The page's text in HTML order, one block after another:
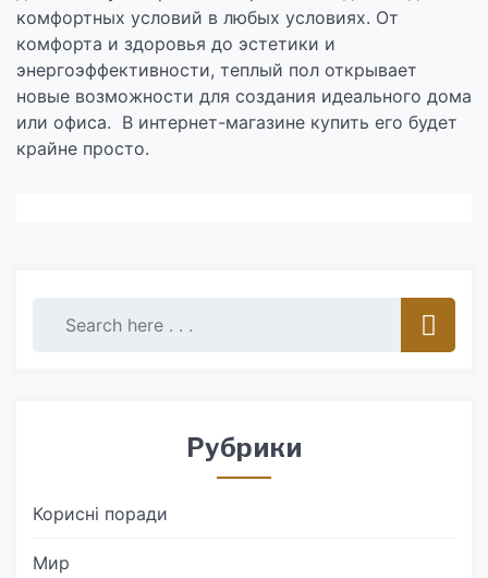
комфортных условий в любых условиях. От
комфорта и здоровья до эстетики и
энергоэффективности, теплый пол открывает
новые возможности для создания идеального дома
или офиса. В интернет-магазине купить его будет
крайне просто.
Рубрики
Корисні поради
Мир